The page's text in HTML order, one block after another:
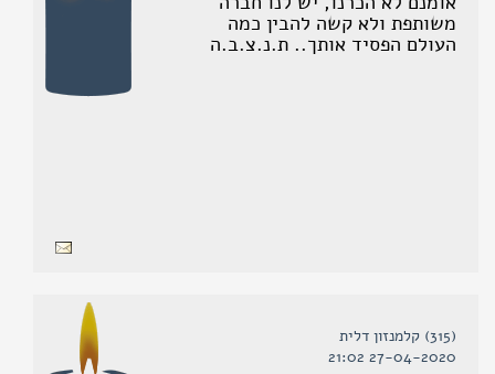
משותפת ולא קשה להבין כמה
העולם הפסיד אותך.. ת.נ.צ.ב.ה
(315) קלמנזון דלית
27-04-2020 21:02